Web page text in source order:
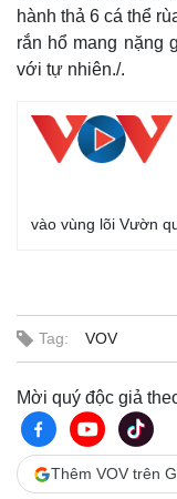
hành thả 6 cá thể
rắn hổ mang nặng
với tự nhiên./.
vào vùng lõi Vườn
Tag: VOV
Mời quý độc giả
Thêm VOV trên